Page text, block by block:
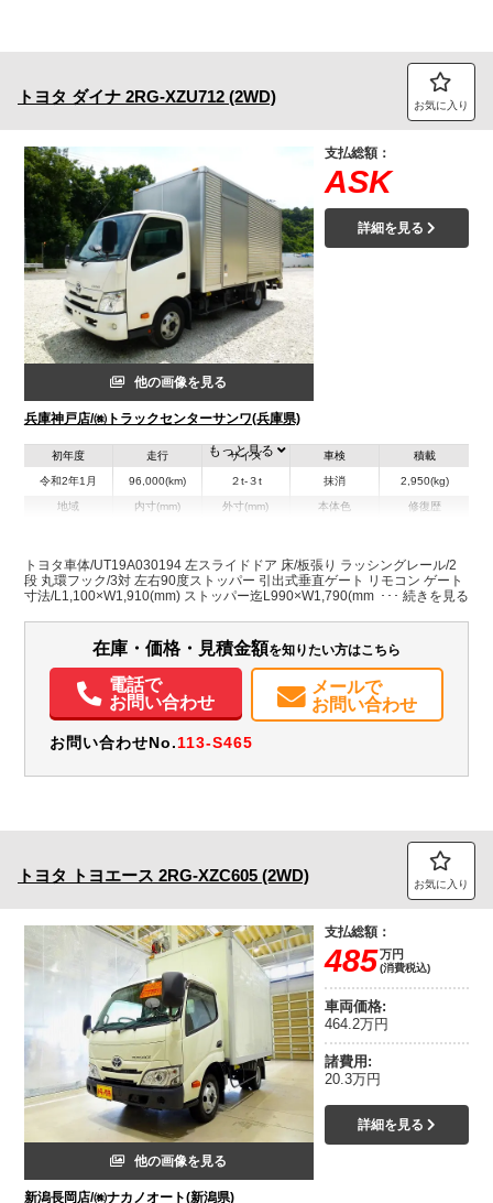
トヨタ ダイナ 2RG-XZU712 (2WD) お気に入り
他の画像を見る
兵庫神戸店/㈱トラックセンターサンワ(兵庫県)
支払総額：
ASK
詳細を見る
初年度
令和2年1月
走行
96,000(km)
サイズ
２t-３t
車検
抹消
積載
2,950(kg)
地域 内寸(mm)
H:2,170
外寸(mm)
H:3,110
本体色 修復歴
装備情報
パワステ
バックモニター
もっと見る
トヨタ車体/UT19A030194 左スライドドア 床/板張り ラッシングレール/2
段 丸環フック/3対 左右90度ストッパー 引出式垂直ゲート リモコン ゲート
寸法/L1,100×W1,910(mm) ストッパー迄L990×W1,790(mm) リフト能力
在庫・価格・見積金額を知りたい方はこちら
電話で
お問い合わせ
メールで
お問い合わせ
お問い合わせNo.113-S465
トヨタ トヨエース 2RG-XZC605 (2WD) お気に入り
他の画像を見る
新潟長岡店/㈱ナカノオート(新潟県)
支払総額：
485万円
(消費税込)
車両価格:
464.2万円
諸費用:
20.3万円
詳細を見る